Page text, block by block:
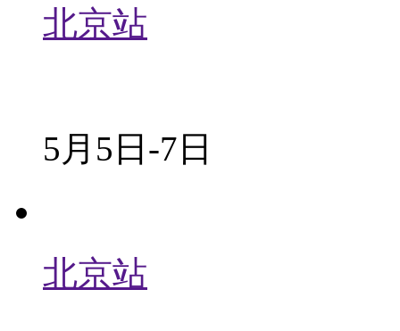
北京站
5月5日-7日
北京站